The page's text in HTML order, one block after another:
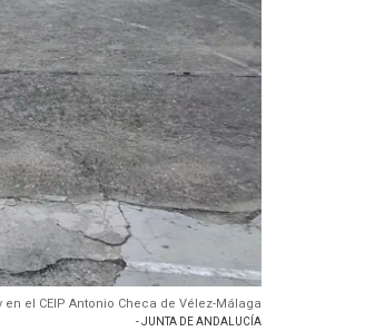
el CEIP Antonio Checa de Vélez-Málaga
- JUNTA DE ANDALUCÍA